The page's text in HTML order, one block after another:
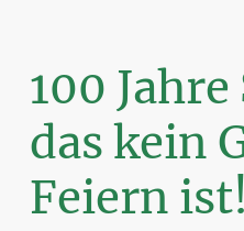
100
das kein
Feiern